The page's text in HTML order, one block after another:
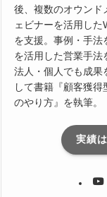
後、複数のオウンド
ェビナーを活用し
を支援。事例・手法
を活用した営業手法
法人・個人でも成果
して書籍『顧客獲
のやり方』を執筆。
実績